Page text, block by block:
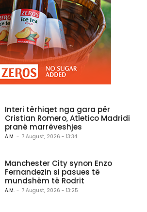
Interi tërhiqet nga gara për
Cristian Romero, Atletico Madridi
pranë marrëveshjes
A.M. - 7 August, 2026 - 13:34
Manchester City synon Enzo
Fernandezin si pasues të
mundshëm të Rodrit
A.M. - 7 August, 2026 - 13:25